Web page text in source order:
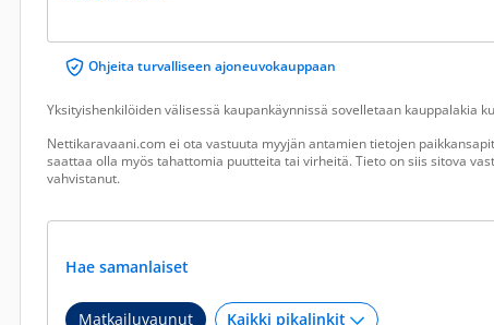
Ohjeita turvalliseen ajoneuvokauppaan
Yksityishenkilöiden välisessä kaupankäynnissä sovelletaan kauppalakia
Nettikaravaani.com ei ota vastuuta myyjän antamien tietojen
saattaa olla myös tahattomia puutteita tai virheitä. Tieto on siis sitova
vahvistanut.
Hae samanlaiset
Matkailuvaunut